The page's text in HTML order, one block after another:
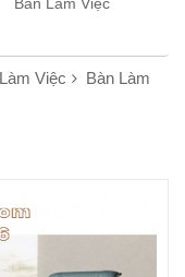
Bàn Làm Việc
Việc
Bàn Làm